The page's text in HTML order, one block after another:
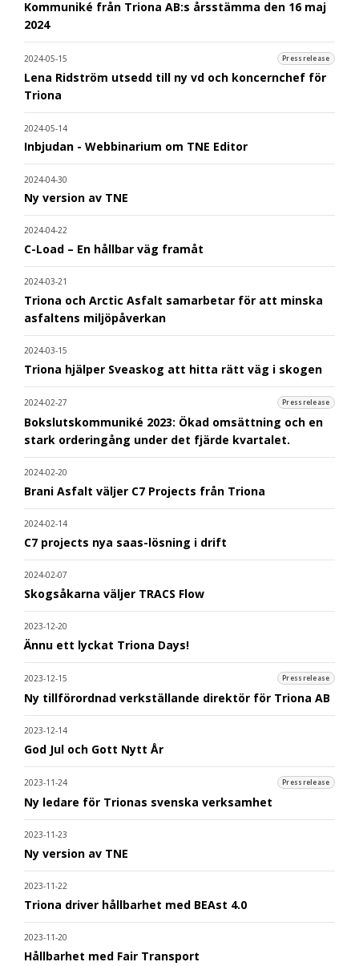
Kommuniké från Triona AB:s årsstämma den 16 maj
2024
2024-05-15 Pressrelease
Lena Ridström utsedd till ny vd och koncernchef för
Triona
2024-05-14
Inbjudan - Webbinarium om TNE Editor
2024-04-30
Ny version av TNE
2024-04-22
C-Load – En hållbar väg framåt
2024-03-21
Triona och Arctic Asfalt samarbetar för att minska
asfaltens miljöpåverkan
2024-03-15
Triona hjälper Sveaskog att hitta rätt väg i skogen
2024-02-27 Pressrelease
Bokslutskommuniké 2023: Ökad omsättning och en
stark orderingång under det fjärde kvartalet.
2024-02-20
Brani Asfalt väljer C7 Projects från Triona
2024-02-14
C7 projects nya saas-lösning i drift
2024-02-07
Skogsåkarna väljer TRACS Flow
2023-12-20
Ännu ett lyckat Triona Days!
2023-12-15 Pressrelease
Ny tillförordnad verkställande direktör för Triona AB
2023-12-14
God Jul och Gott Nytt År
2023-11-24 Pressrelease
Ny ledare för Trionas svenska verksamhet
2023-11-23
Ny version av TNE
2023-11-22
Triona driver hållbarhet med BEAst 4.0
2023-11-20
Hållbarhet med Fair Transport